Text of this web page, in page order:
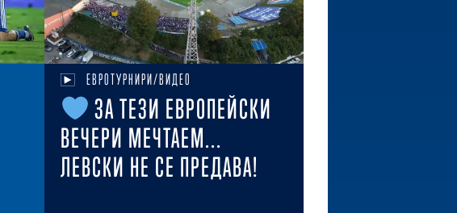
ЕВРОТУРНИРИ/ВИДЕО
ЗА ТЕЗИ ЕВРОПЕЙСКИ
ВЕЧЕРИ МЕЧТАЕМ...
ЛЕВСКИ НЕ СЕ ПРЕДАВА!